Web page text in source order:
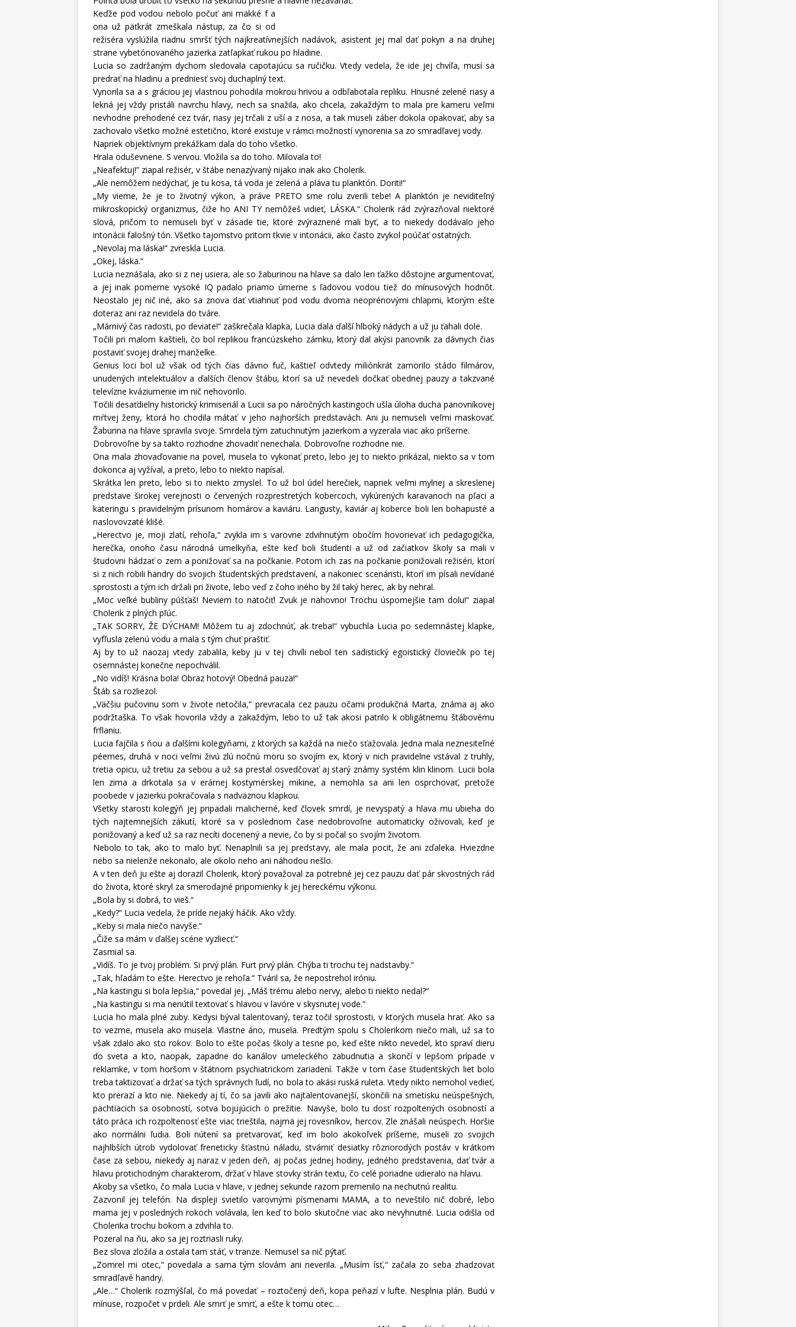
Keďže pod vodou nebolo počuť ani mäkké f a
ona už päťkrát zmeškala nástup, za čo si od
režiséra vyslúžila riadnu smršť tých najkreatívnejších nadávok, asistent jej mal dať pokyn a na druhej
strane vybetónovaného jazierka zatľapkať rukou po hladine.
Lucia so zadržaným dychom sledovala capotajúcu sa ručičku. Vtedy vedela, že ide jej chvíľa, musí sa
predrať na hladinu a predniesť svoj duchaplný text.
Vynorila sa a s gráciou jej vlastnou pohodila mokrou hrivou a odbľabotala repliku. Hnusné zelené riasy a
lekná jej vždy pristáli navrchu hlavy, nech sa snažila, ako chcela, zakaždým to mala pre kameru veľmi
nevhodne prehodené cez tvár, riasy jej trčali z uší a z nosa, a tak museli záber dokola opakovať, aby sa
zachovalo všetko možné estetično, ktoré existuje v rámci možností vynorenia sa zo smradľavej vody.
Napriek objektívnym prekážkam dala do toho všetko.
Hrala oduševnene. S vervou. Vložila sa do toho. Milovala to!
„Neafektuj!” ziapal režisér, v štábe nenazývaný nijako inak ako Cholerik.
„Ale nemôžem nedýchať, je tu kosa, tá voda je zelená a pláva tu planktón. Doriti!“
„My vieme, že je to životný výkon, a práve PRETO sme rolu zverili tebe! A planktón je neviditeľný
mikroskopický organizmus, čiže ho ANI TY nemôžeš vidieť, LÁSKA.“ Cholerik rád zvýrazňoval niektoré
slová, pričom to nemuseli byť v zásade tie, ktoré zvýraznené mali byť, a to niekedy dodávalo jeho
intonácii falošný tón. Všetko tajomstvo pritom tkvie v intonácii, ako často zvykol poúčať ostatných.
„Nevolaj ma láska!“ zvreskla Lucia.
„Okej, láska.“
Lucia neznášala, ako si z nej usiera, ale so žaburinou na hlave sa dalo len ťažko dôstojne argumentovať,
a jej inak pomerne vysoké IQ padalo priamo úmerne s ľadovou vodou tiež do mínusových hodnôt.
Neostalo jej nič iné, ako sa znova dať vtiahnuť pod vodu dvoma neoprénovými chlapmi, ktorým ešte
doteraz ani raz nevidela do tváre.
„Márnivý čas radosti, po deviate!“ zaškrečala klapka, Lucia dala ďalší hlboký nádych a už ju ťahali dole.
Točili pri malom kaštieli, čo bol replikou francúzskeho zámku, ktorý dal akýsi panovník za dávnych čias
postaviť svojej drahej manželke.
Genius loci bol už však od tých čias dávno fuč, kaštieľ odvtedy miliónkrát zamorilo stádo filmárov,
unudených intelektuálov a ďalších členov štábu, ktorí sa už nevedeli dočkať obednej pauzy a takzvané
televízne kváziumenie im nič nehovorilo.
Točili desaťdielny historický krimiseriál a Lucii sa po náročných kastingoch ušla úloha ducha panovníkovej
mŕtvej ženy, ktorá ho chodila mátať v jeho najhorších predstavách. Ani ju nemuseli veľmi maskovať.
Žaburina na hlave spravila svoje. Smrdela tým zatuchnutým jazierkom a vyzerala viac ako príšerne.
Dobrovoľne by sa takto rozhodne zhovadiť nenechala. Dobrovoľne rozhodne nie.
Ona mala zhovaďovanie na povel, musela to vykonať preto, lebo jej to niekto prikázal, niekto sa v tom
dokonca aj vyžíval, a preto, lebo to niekto napísal.
Skrátka len preto, lebo si to niekto zmyslel. To už bol údel herečiek, napriek veľmi mylnej a skreslenej
predstave širokej verejnosti o červených rozprestretých kobercoch, vykúrených karavanoch na pľaci a
kateringu s pravidelným prísunom homárov a kaviáru. Langusty, kaviár aj koberce boli len bohapusté a
naslovovzaté klišé.
„Herectvo je, moji zlatí, rehoľa,“ zvykla im s varovne zdvihnutým obočím hovorievať ich pedagogička,
herečka, onoho času národná umelkyňa, ešte keď boli študenti a už od začiatkov školy sa mali v
študovni hádzať o zem a ponižovať sa na počkanie. Potom ich zas na počkanie ponižovali režiséri, ktorí
si z nich robili handry do svojich študentských predstavení, a nakoniec scenáristi, ktorí im písali nevídané
sprostosti a tým ich držali pri živote, lebo veď z čoho iného by žil taký herec, ak by nehral.
„Moc veľké bubliny púšťaš! Neviem to natočiť! Zvuk je nahovno! Trochu úspornejšie tam dolu!“ ziapal
Cholerik z plných pľúc.
„TAK SORRY, ŽE DÝCHAM! Môžem tu aj zdochnúť, ak treba!“ vybuchla Lucia po sedemnástej klapke,
vyfľusla zelenú vodu a mala s tým chuť praštiť.
Aj by to už naozaj vtedy zabalila, keby ju v tej chvíli nebol ten sadistický egoistický človiečik po tej
osemnástej konečne nepochválil.
„No vidíš! Krásna bola! Obraz hotový! Obedná pauza!“
Štáb sa rozliezol.
„Väčšiu pučovinu som v živote netočila,“ prevracala cez pauzu očami produkčná Marta, známa aj ako
podržtaška. To však hovorila vždy a zakaždým, lebo to už tak akosi patrilo k obligátnemu štábovému
frflaniu.
Lucia fajčila s ňou a ďalšími kolegyňami, z ktorých sa každá na niečo sťažovala. Jedna mala neznesiteľné
péemes, druhá v noci veľmi živú zlú nočnú moru so svojím ex, ktorý v nich pravidelne vstával z truhly,
tretia opicu, už tretiu za sebou a už sa prestal osvedčovať aj starý známy systém klin klinom. Lucii bola
len zima a drkotala sa v erárnej kostymérskej mikine, a nemohla sa ani len osprchovať, pretože
poobede v jazierku pokračovala s nadväznou klapkou.
Všetky starosti kolegýň jej pripadali malicherné, keď človek smrdí, je nevyspatý a hlava mu ubieha do
tých najtemnejších zákutí, ktoré sa v poslednom čase nedobrovoľne automaticky oživovali, keď je
ponižovaný a keď už sa raz necíti docenený a nevie, čo by si počal so svojím životom.
Nebolo to tak, ako to malo byť. Nenaplnili sa jej predstavy, ale mala pocit, že ani zďaleka. Hviezdne
nebo sa nielenže nekonalo, ale okolo neho ani náhodou nešlo.
A v ten deň ju ešte aj dorazil Cholerik, ktorý považoval za potrebné jej cez pauzu dať pár skvostných rád
do života, ktoré skryl za smerodajné pripomienky k jej hereckému výkonu.
„Bola by si dobrá, to vieš.“
„Kedy?“ Lucia vedela, že príde nejaký háčik. Ako vždy.
„Keby si mala niečo navyše.“
„Čiže sa mám v ďalšej scéne vyzliecť.“
Zasmial sa.
„Vidíš. To je tvoj problém. Si prvý plán. Furt prvý plán. Chýba ti trochu tej nadstavby.“
„Tak, hľadám to ešte. Herectvo je rehoľa.“ Tváril sa, že nepostrehol iróniu.
„Na kastingu si bola lepšia,“ povedal jej. „Máš trému alebo nervy, alebo ti niekto nedal?“
„Na kastingu si ma nenútil textovať s hlavou v lavóre v skysnutej vode.“
Lucia ho mala plné zuby. Kedysi býval talentovaný, teraz točil sprostosti, v ktorých musela hrať. Ako sa
to vezme, musela ako musela. Vlastne áno, musela. Predtým spolu s Cholerikom niečo mali, už sa to
však zdalo ako sto rokov. Bolo to ešte počas školy a tesne po, keď ešte nikto nevedel, kto spraví dieru
do sveta a kto, naopak, zapadne do kanálov umeleckého zabudnutia a skončí v lepšom prípade v
reklamke, v tom horšom v štátnom psychiatrickom zariadení. Takže v tom čase študentských liet bolo
treba taktizovať a držať sa tých správnych ľudí, no bola to akási ruská ruleta. Vtedy nikto nemohol vedieť,
kto prerazí a kto nie. Niekedy aj tí, čo sa javili ako najtalentovanejší, skončili na smetisku neúspešných,
pachtiacich sa osobností, sotva bojujúcich o prežitie. Navyše, bolo tu dosť rozpoltených osobností a
táto práca ich rozpoltenosť ešte viac trieštila, najmä jej rovesníkov, hercov. Zle znášali neúspech. Horšie
ako normálni ľudia. Boli nútení sa pretvarovať, keď im bolo akokoľvek príšerne, museli zo svojich
najhlbších útrob vydolovať freneticky šťastnú náladu, stvárniť desiatky rôznorodých postáv v krátkom
čase za sebou, niekedy aj naraz v jeden deň, aj počas jednej hodiny, jedného predstavenia, dať tvár a
hlavu protichodným charakterom, držať v hlave stovky strán textu, čo celé poriadne udieralo na hlavu.
Akoby sa všetko, čo mala Lucia v hlave, v jednej sekunde razom premenilo na nechutnú realitu.
Zazvonil jej telefón. Na displeji svietilo varovnými písmenami MAMA, a to neveštilo nič dobré, lebo
mama jej v posledných rokoch volávala, len keď to bolo skutočne viac ako nevyhnutné. Lucia odišla od
Cholerika trochu bokom a zdvihla to.
Pozeral na ňu, ako sa jej roztriasli ruky.
Bez slova zložila a ostala tam stáť, v tranze. Nemusel sa nič pýtať.
„Zomrel mi otec,“ povedala a sama tým slovám ani neverila. „Musím ísť,“ začala zo seba zhadzovať
smradľavé handry.
„Ale…“ Cholerik rozmýšľal, čo má povedať – roztočený deň, kopa peňazí v lufte. Nesplnia plán. Budú v
mínuse, rozpočet v prdeli. Ale smrť je smrť, a ešte k tomu otec…